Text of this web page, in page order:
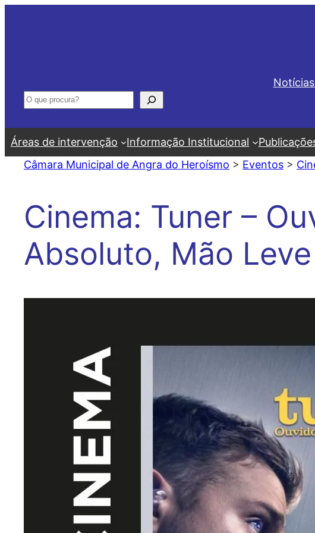
Notícias
Pesquisar
Áreas de intervenção Informação Institucional
Câmara Municipal de Angra do Heroísmo > Eventos >
Cinema: Tuner –
Absoluto, Mão Leve